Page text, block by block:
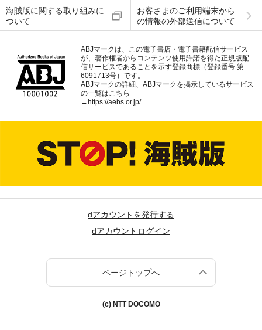
海賊版に関する取り組みに
ついて
お客さまのご利用端末から
の情報の外部送信について
ABJマークは、この電子書店・電子書籍配信サービス
が、著作権者からコンテンツ使用許諾を得た正規版配
信サービスであることを示す登録商標（登録番号 第
6091713号）です。
ABJマークの詳細、ABJマークを掲示しているサービス
の一覧はこちら
→https://aebs.or.jp/
dアカウントを発行する
dアカウントログイン
ページトップへ
(c) NTT DOCOMO